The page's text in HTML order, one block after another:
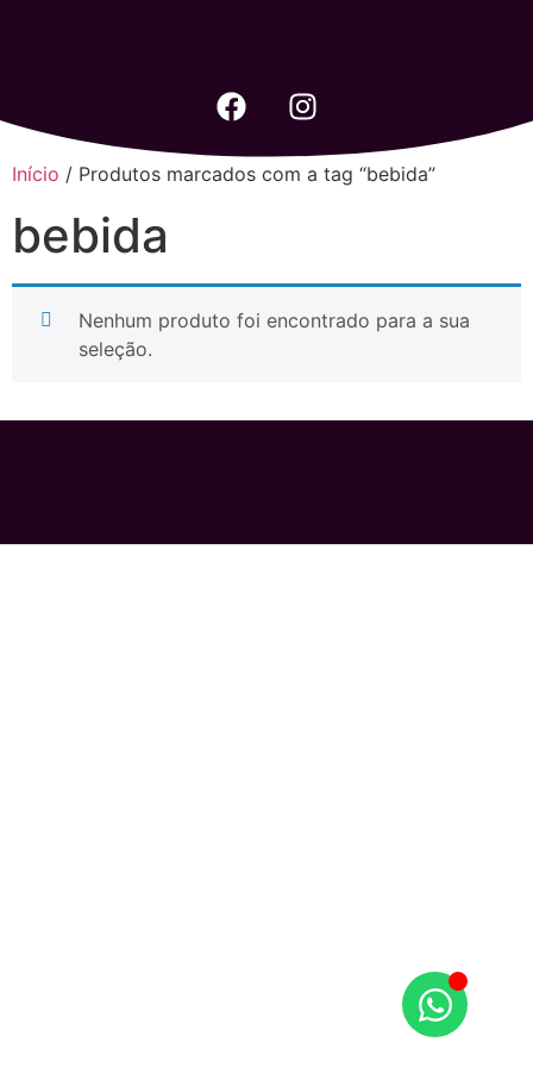
Início / Produtos marcados com a tag “bebida”
bebida
Nenhum produto foi encontrado para a sua
seleção.